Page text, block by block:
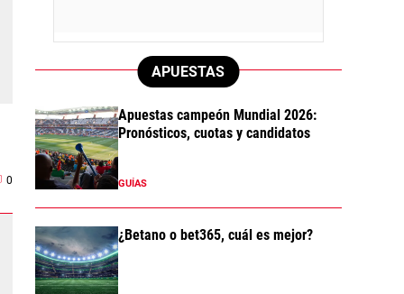
0
APUESTAS
Apuestas campeón Mundial 2026:
Pronósticos, cuotas y candidatos
GUÍAS
¿Betano o bet365, cuál es mejor?